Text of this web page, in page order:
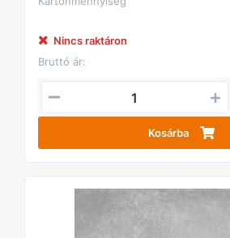
Nincs raktáron
Bruttó ár:
Kosárba